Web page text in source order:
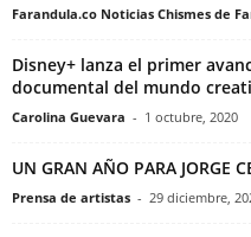
Farandula.co Noticias Chismes de
Disney+ lanza el primer
documental del mundo
Carolina Guevara - 1 octubre, 2020
UN GRAN AÑO PARA JORGE
Prensa de artistas - 29 diciembre,